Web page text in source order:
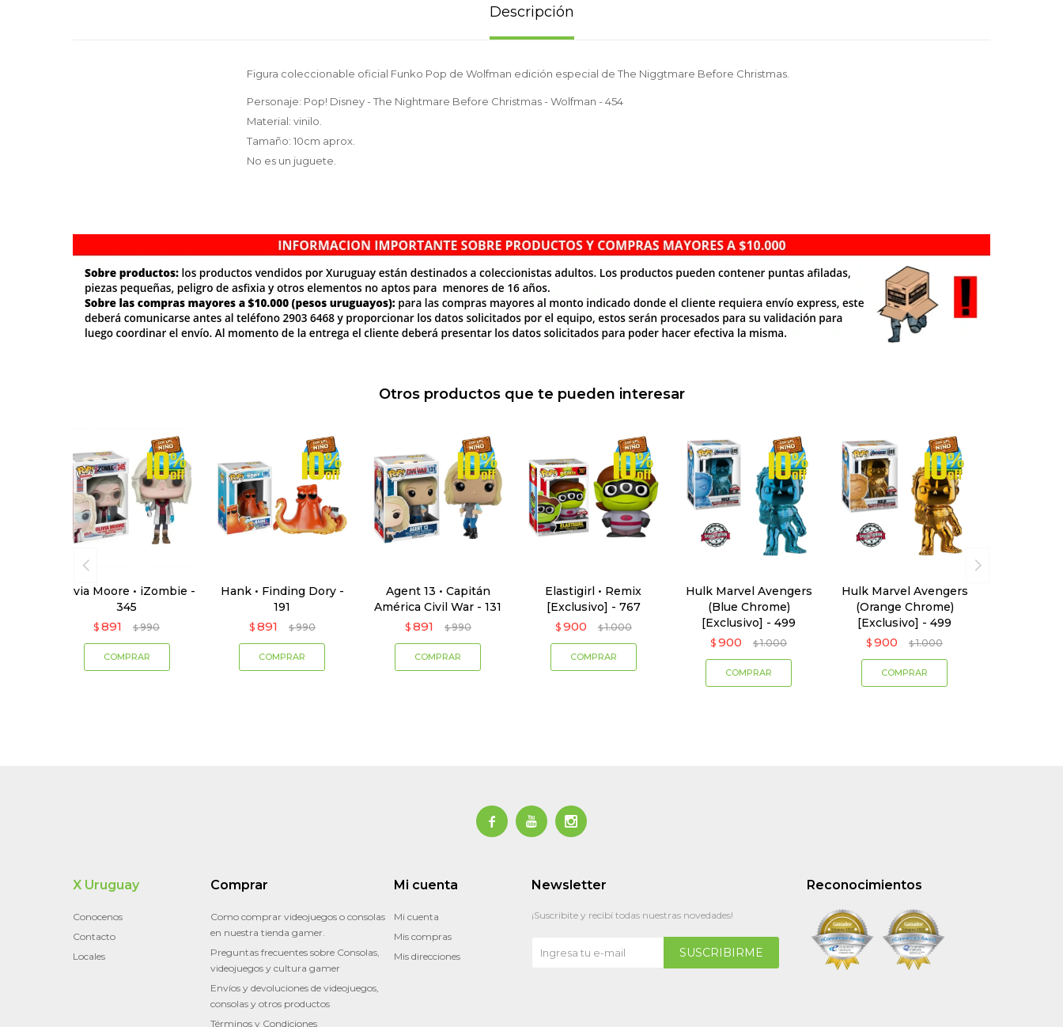
Descripción
Figura coleccionable oficial Funko Pop de Wolfman edición especial de The Niggtmare Before Christmas.
Personaje: Pop! Disney - The Nightmare Before Christmas - Wolfman - 454
Material: vinilo.
Tamaño: 10cm aprox.
No es un juguete.
Otros productos que te pueden interesar
Olivia Moore • iZombie -
345
$ 891 $ 990
Hank • Finding Dory -
191
$ 891 $ 990
Agent 13 • Capitán
América Civil War - 131
$ 891 $ 990
Elastigirl • Remix
[Exclusivo] - 767
$ 900 $ 1.000
Hulk Marvel Avengers
(Blue Chrome)
[Exclusivo] - 499
$ 900 $ 1.000
Hulk Marvel Avengers
(Orange Chrome)
[Exclusivo] - 499
$ 900 $ 1.000
  
Reconocimientos
X Uruguay
Conocenos
Contacto
Locales
Comprar
Como comprar videojuegos o consolas
en nuestra tienda gamer.
Preguntas frecuentes sobre Consolas,
videojuegos y cultura gamer
Envíos y devoluciones de videojuegos,
consolas y otros productos
Términos y Condiciones
Mi cuenta
Mi cuenta
Mis compras
Mis direcciones
Newsletter
¡Suscribite y recibí todas nuestras novedades!
SUSCRIBIRME